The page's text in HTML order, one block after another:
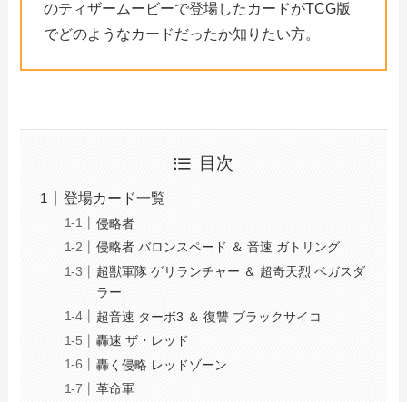
のティザームービーで登場したカードがTCG版
でどのようなカードだったか知りたい方。
目次
登場カード一覧
侵略者
侵略者 バロンスペード ＆ 音速 ガトリング
超獣軍隊 ゲリランチャー ＆ 超奇天烈 ベガスダ
ラー
超音速 ターボ3 ＆ 復讐 ブラックサイコ
轟速 ザ・レッド
轟く侵略 レッドゾーン
革命軍